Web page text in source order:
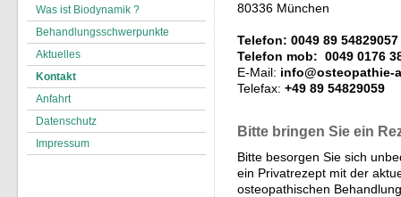
Was ist Biodynamik ?
Behandlungsschwerpunkte
Aktuelles
Kontakt
Anfahrt
Datenschutz
Impressum
80336 München
Telefon: 0049 89 54829057
Telefon mob: 0049 0176
E-Mail: info@osteopathie-
Telefax: +49 89 54829059
Bitte bringen Sie ein
Bitte besorgen Sie sich
ein Privatrezept mit der
osteopathischen